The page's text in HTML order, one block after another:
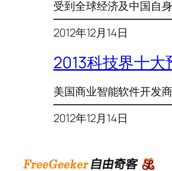
受到全球经济及中国自
2012年12月14日
2013科技界十
美国商业智能软件开发
2012年12月14日